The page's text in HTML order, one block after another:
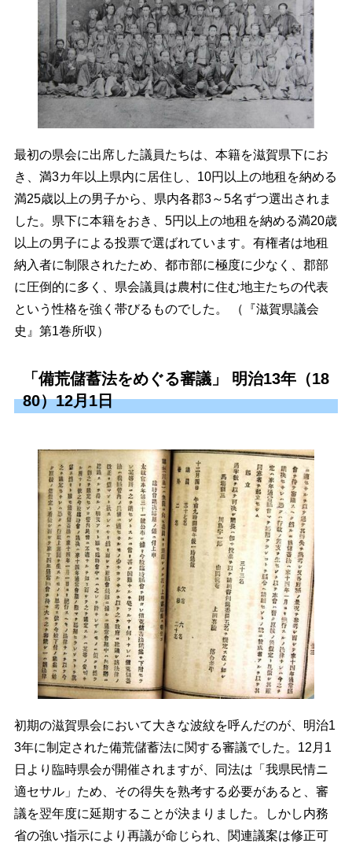
最初の県会に出席した議員たちは、本籍を滋賀県下にお
き、満3カ年以上県内に居住し、10円以上の地租を納める
満25歳以上の男子から、県内各郡3～5名ずつ選出されま
した。県下に本籍をおき、5円以上の地租を納める満20歳
以上の男子による投票で選ばれています。有権者は地租
納入者に制限されたため、都市部に極度に少なく、郡部
に圧倒的に多く、県会議員は農村に住む地主たちの代表
という性格を強く帯びるものでした。 （『滋賀県議会
史』第1巻所収）
「備荒儲蓄法をめぐる審議」 明治13年（18
80）12月1日
初期の滋賀県会において大きな波紋を呼んだのが、明治1
3年に制定された備荒儲蓄法に関する審議でした。12月1
日より臨時県会が開催されますが、同法は「我県民情ニ
適セサル」ため、その得失を熟考する必要があると、審
議を翌年度に延期することが決まりました。しかし内務
省の強い指示により再議が命じられ、関連議案は修正可